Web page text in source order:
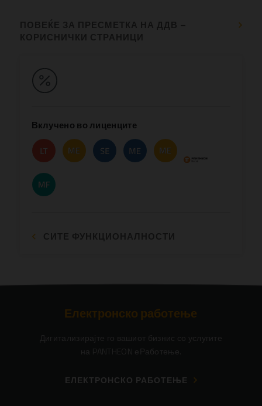
Вклучено во лиценците
Електронско работење
Дигитализирајте го вашиот бизнис со услугите
на PANTHEON еРаботење.
ЕЛЕКТРОНСКО РАБОТЕЊЕ